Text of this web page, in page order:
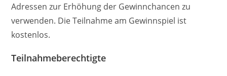
Adressen zur Erhöhung der Gewinnchancen zu
verwenden. Die Teilnahme am Gewinnspiel ist
kostenlos.
Teilnahmeberechtigte